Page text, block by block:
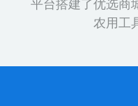
农用工